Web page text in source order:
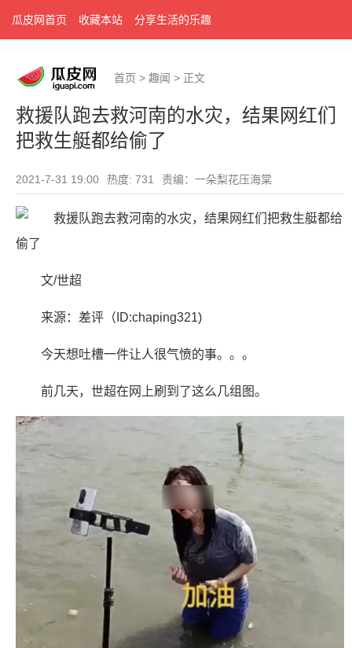
瓜皮网首页 收藏本站 分享生活的乐趣
首页 > 趣闻 > 正文
救援队跑去救河南的水灾，结果网红们
把救生艇都给偷了
2021-7-31 19:00 热度: 731 责编：一朵梨花压海棠
文/世超
来源：差评（ID:chaping321)
今天想吐槽一件让人很气愤的事。。。
前几天，世超在网上刷到了这么几组图。